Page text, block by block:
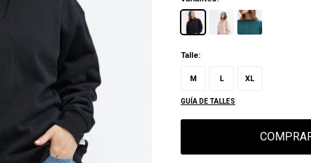
Talle:
M L XL
GUÍA DE TALLES